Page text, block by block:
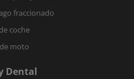
fraccionado
coche
moto
Dental